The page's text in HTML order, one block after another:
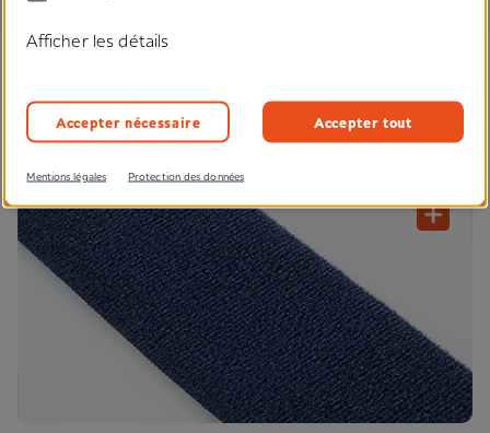
Velours
Afficher les détails
Accepter nécessaire Accepter tout
Mentions légales Protection des données